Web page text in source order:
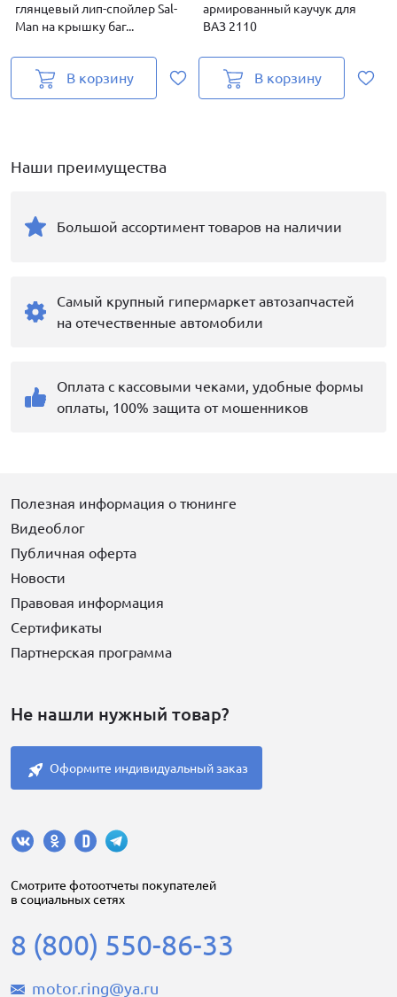
глянцевый лип-спойлер Sal-
Man на крышку баг...
В корзину
армированный каучук для
ВАЗ 2110
В корзину
Наши преимущества
Большой ассортимент товаров на наличии
Самый крупный гипермаркет автозапчастей
на отечественные автомобили
Оплата с кассовыми чеками, удобные формы
оплаты, 100% защита от мошенников
Полезная информация о тюнинге
Видеоблог
Публичная оферта
Новости
Правовая информация
Сертификаты
Партнерская программа
Не нашли нужный товар?
Оформите индивидуальный заказ
Cмотрите фотоотчеты покупателей
в социальных сетях
8 (800) 550-86-33
motor.ring@ya.ru